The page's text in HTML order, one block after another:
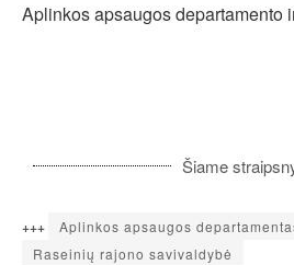
Aplinkos apsaugos departamento
Šiame
+++
Aplinkos apsaugos
Raseinių rajono savivaldybė